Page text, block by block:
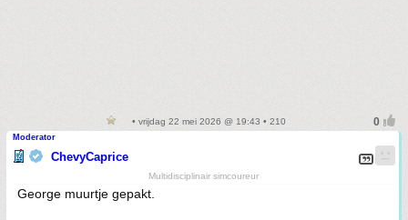
• vrijdag 22 mei 2026 @ 19:43 • 210
Moderator
ChevyCaprice
Multidisciplinair simcoureur
George muurtje gepakt.